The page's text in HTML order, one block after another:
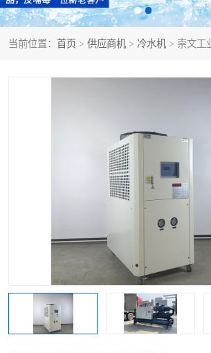
当前位置： 首页 > 供应商机 > 冷水机 > 崇文工